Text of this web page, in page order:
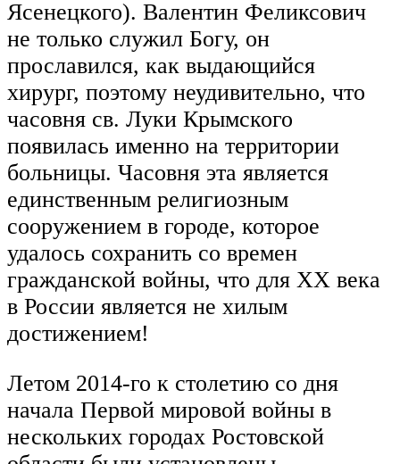
Ясенецкого). Валентин Феликсович
не только служил Богу, он
прославился, как выдающийся
хирург, поэтому неудивительно, что
часовня св. Луки Крымского
появилась именно на территории
больницы. Часовня эта является
единственным религиозным
сооружением в городе, которое
удалось сохранить со времен
гражданской войны, что для ХХ века
в России является не хилым
достижением!
Летом 2014-го к столетию со дня
начала Первой мировой войны в
нескольких городах Ростовской